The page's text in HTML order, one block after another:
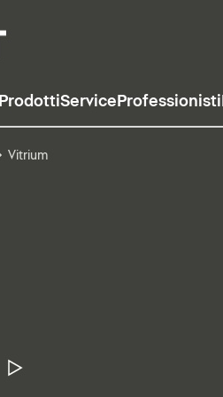
ProdottiService Professionisti
Vitrium
Metti in pausa il video